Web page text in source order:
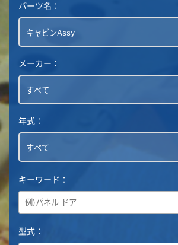
パーツ名：
メーカー：
年式：
キーワード：
型式：